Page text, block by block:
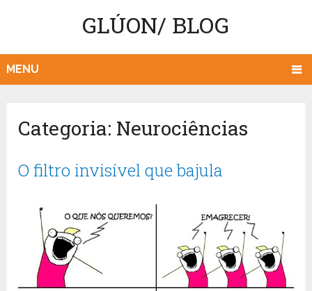
GLÚON/ BLOG
MENU
Categoria: Neurociências
O filtro invisível que bajula